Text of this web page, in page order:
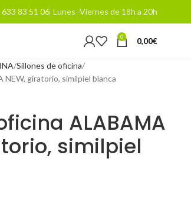
633 83 51 06 Lunes -Viernes de 18h a 20h
0 0,00€
Sillones de oficina
NEW, giratorio, similpiel blanca
ALABAMA
similpiel